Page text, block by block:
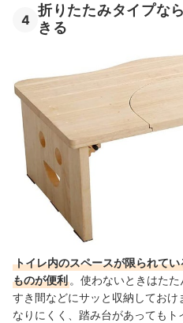
4
折りたたみタイプな
きる
トイレ内のスペースが限られて
ものが便利 。使わないときはた
すき間などにサッと収納してお
なりにくく、踏み台があっても